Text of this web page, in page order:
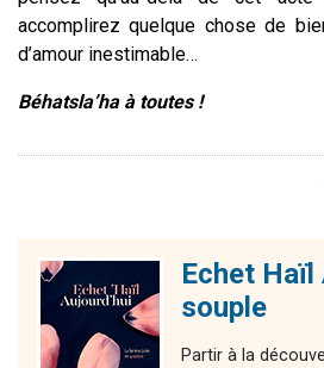
accomplirez quelque chose de
d’amour inestimable…
Béhatsla’ha à toutes !
Echet Haïl
souple
Partir à la